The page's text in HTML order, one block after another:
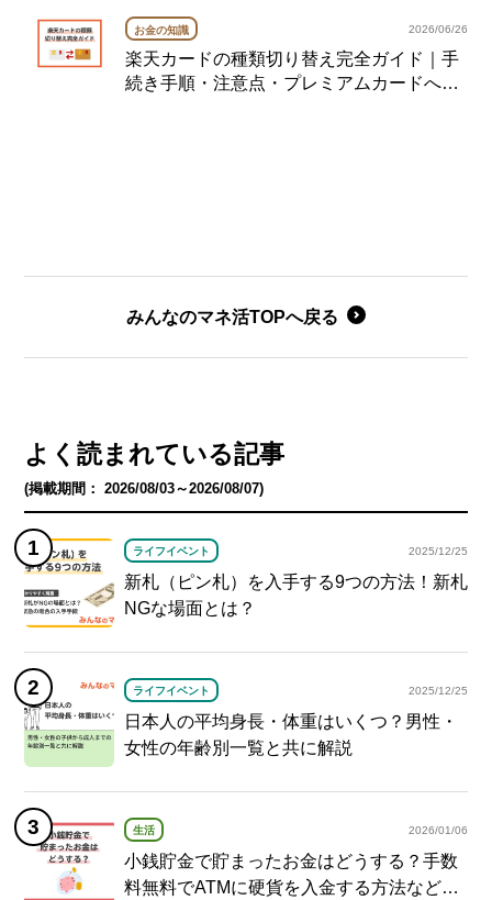
お金の知識 2026/06/26
楽天カードの種類切り替え完全ガイド｜手
続き手順・注意点・プレミアムカードへの
みんなのマネ活TOPへ戻る
よく読まれている記事
(掲載期間： 2026/08/03～2026/08/07)
ライフイベント 2025/12/25
新札（ピン札）を入手する9つの方法！新札
NGな場面とは？
ライフイベント 2025/12/25
日本人の平均身長・体重はいくつ？男性・
女性の年齢別一覧と共に解説
生活 2026/01/06
小銭貯金で貯まったお金はどうする？手数
料無料でATMに硬貨を入金する方法など紹